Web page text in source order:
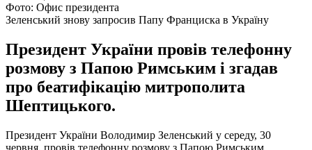
Фото: Офис президента
Зеленський знову запросив Папу Франциска в Україну
Президент України провів телефонну
розмову з Папою Римським і згадав
про беатифікацію митрополита
Шептицького.
Президент України Володимир Зеленський у середу, 30
червня, провів телефонну розмову з Папою Римським